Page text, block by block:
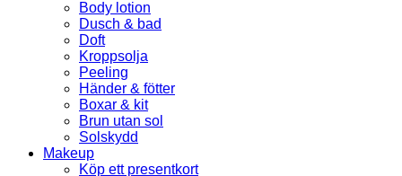
Body lotion
Dusch & bad
Doft
Kroppsolja
Peeling
Händer & fötter
Boxar & kit
Brun utan sol
Solskydd
Makeup
Köp ett presentkort